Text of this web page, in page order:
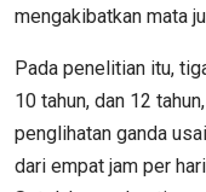
mengakibatkan mata
Pada penelitian itu,
10 tahun, dan 12
penglihatan ganda
dari empat jam per